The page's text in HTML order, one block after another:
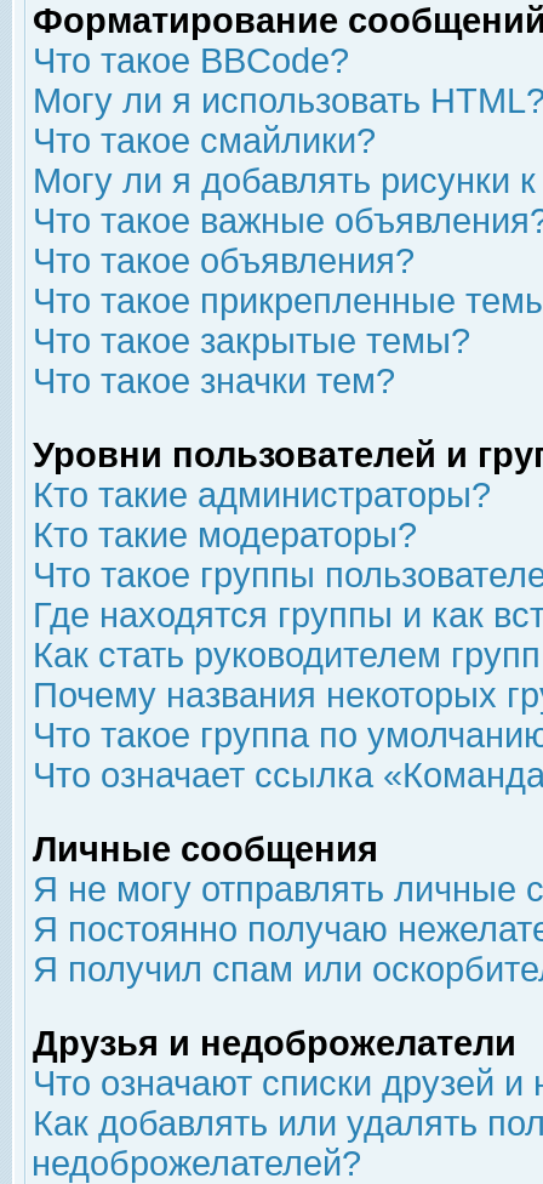
Форматирование
Что такое BBCode?
Могу ли я использовать
Что такое смайлики?
Могу ли я добавлять рисунки
Что такое важные
Что такое объявления?
Что такое прикрепленные
Что такое закрытые темы?
Что такое значки тем?
Уровни пользователей и
Кто такие администраторы?
Кто такие модераторы?
Что такое группы
Где находятся группы и как
Как стать руководителем
Почему названия некоторых
Что такое группа по
Что означает ссылка
Личные сообщения
Я не могу отправлять личные
Я постоянно получаю
Я получил спам или
Друзья и недоброжелатели
Что означают списки друзей
Как добавлять или удалять
недоброжелателей?